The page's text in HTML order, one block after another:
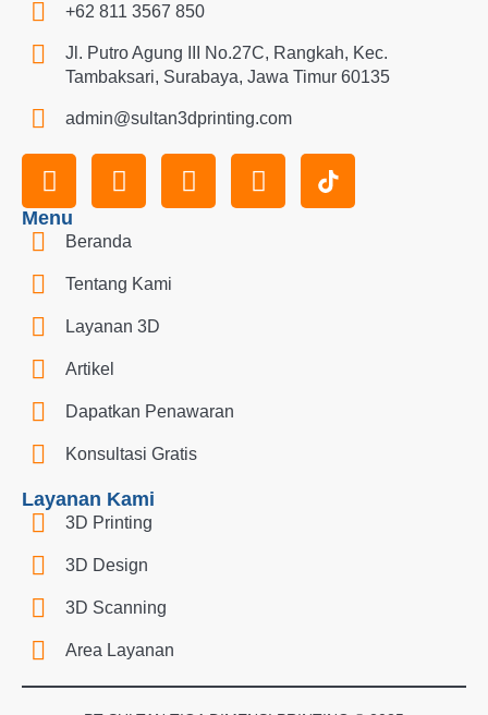
+62 811 3567 850
Jl. Putro Agung III No.27C, Rangkah, Kec.
Tambaksari, Surabaya, Jawa Timur 60135
admin@sultan3dprinting.com
Menu
Beranda
Tentang Kami
Layanan 3D
Artikel
Dapatkan Penawaran
Konsultasi Gratis
Layanan Kami
3D Printing
3D Design
3D Scanning
Area Layanan